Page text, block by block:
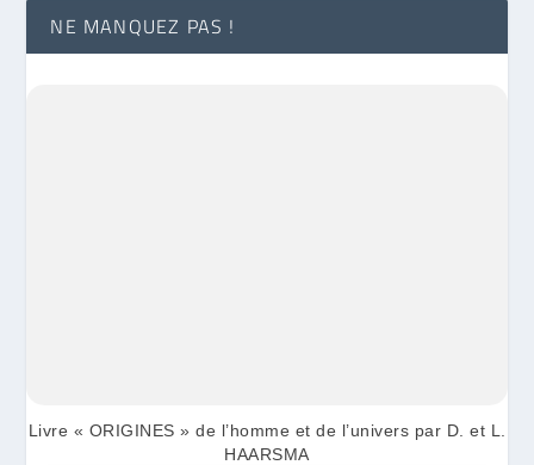
NE MANQUEZ PAS !
Livre « ORIGINES » de l’homme et de l’univers par D. et L.
HAARSMA